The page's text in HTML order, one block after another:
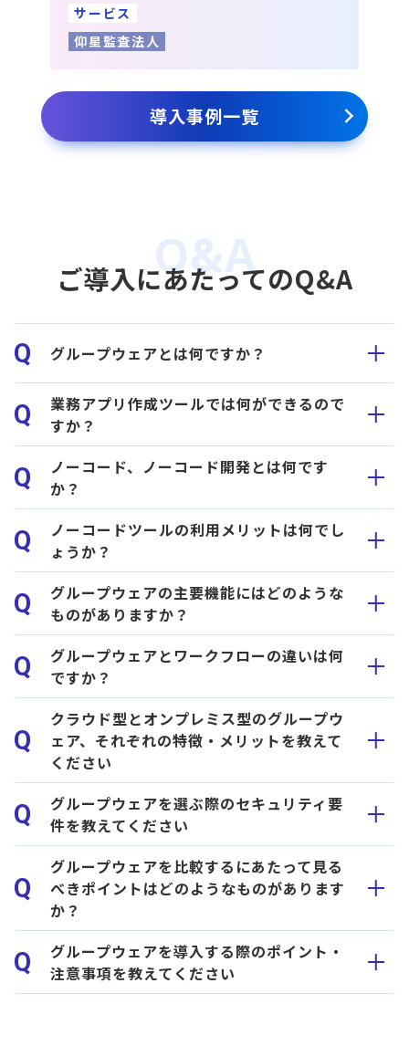
サービス
仰星監査法人
導入事例一覧
ご導入にあたってのQ&A
Q グループウェアとは何ですか？
Q
業務アプリ作成ツールでは何ができるので
すか？
Q
ノーコード、ノーコード開発とは何です
か？
Q
ノーコードツールの利用メリットは何でし
ょうか？
Q
グループウェアの主要機能にはどのような
ものがありますか？
Q
グループウェアとワークフローの違いは何
ですか？
Q
クラウド型とオンプレミス型のグループウ
ェア、それぞれの特徴・メリットを教えて
ください
Q
グループウェアを選ぶ際のセキュリティ要
件を教えてください
Q
グループウェアを比較するにあたって見る
べきポイントはどのようなものがあります
か？
Q
グループウェアを導入する際のポイント・
注意事項を教えてください